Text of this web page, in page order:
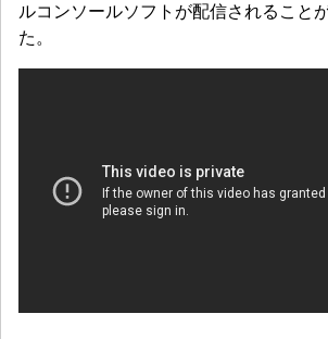
ルコンソールソフトが配信されること
た。